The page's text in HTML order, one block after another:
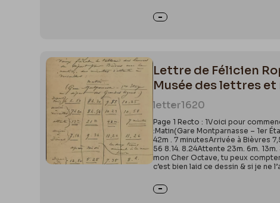
Lettre de Félicien
Musée des lettres
letter1620
Page 1 Recto : 1Voici pour
:Matin(Gare Montparnasse – 1er
42m . 7 minutesArrivée à Bièvres
56 8.14. 8.24Attente 23m. 6m.
mon Cher Octave, tu peux
c’est bien laid ce dessin & si je ne